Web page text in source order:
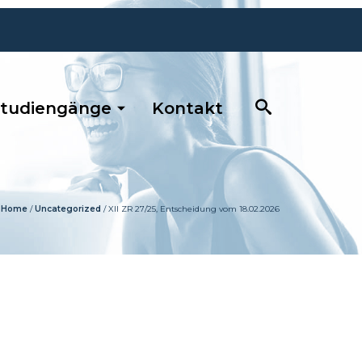
Kontakt
Home / Uncategorized / XII ZR 27/25, Entscheidung vom 18.02.2026